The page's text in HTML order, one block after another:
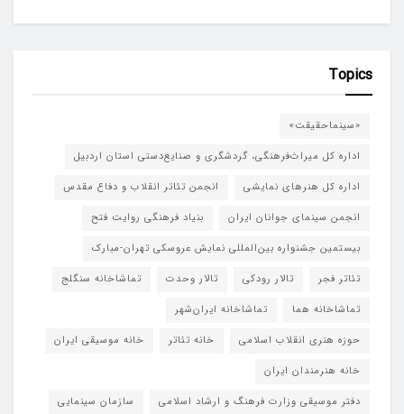
Topics
«سینماحقیقت»
اداره کل میراث‌فرهنگی، گردشگری و صنایع‌دستی استان اردبیل
اداره کل هنرهای نمایشی
انجمن تئاتر انقلاب و دفاع مقدس
انجمن سینمای جوانان ایران
بنیاد فرهنگی روایت فتح
بیستمین جشنواره بین‌المللی نمایش عروسکی تهران-مبارک
تئاتر فجر
تالار رودکی تالار وحدت
تماشاخانه سنگلج
تماشاخانه هما
تماشاخانه‌ ایران‌شهر
حوزه هنری انقلاب اسلامی
خانه تئاتر
خانه موسیقی ایران
خانه هنرمندان ایران
دفتر موسیقی وزارت فرهنگ و ارشاد اسلامی
سازمان سینمایی